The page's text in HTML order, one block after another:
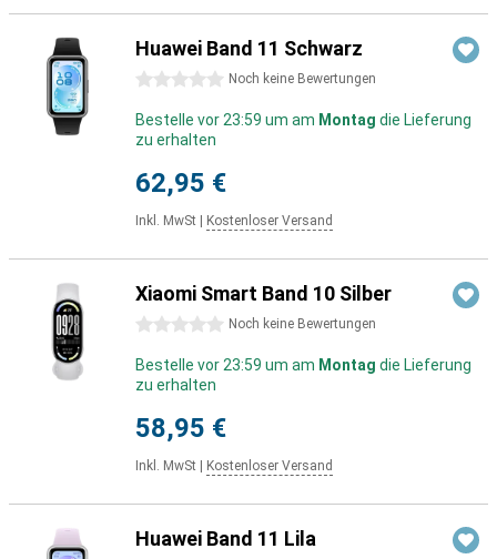
Huawei Band 11 Schwarz
0 Sterne Noch keine Bewertungen
Bestelle vor 23:59 um am Montag die Lieferung
zu erhalten
62,95 €
Inkl. MwSt Kostenloser Versand
Xiaomi Smart Band 10 Silber
0 Sterne Noch keine Bewertungen
Bestelle vor 23:59 um am Montag die Lieferung
zu erhalten
58,95 €
Inkl. MwSt Kostenloser Versand
Huawei Band 11 Lila